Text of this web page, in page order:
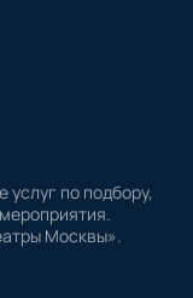
по подбору,
Москвы».